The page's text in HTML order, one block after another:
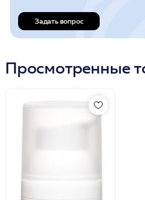
Задать вопрос
Просмотренные